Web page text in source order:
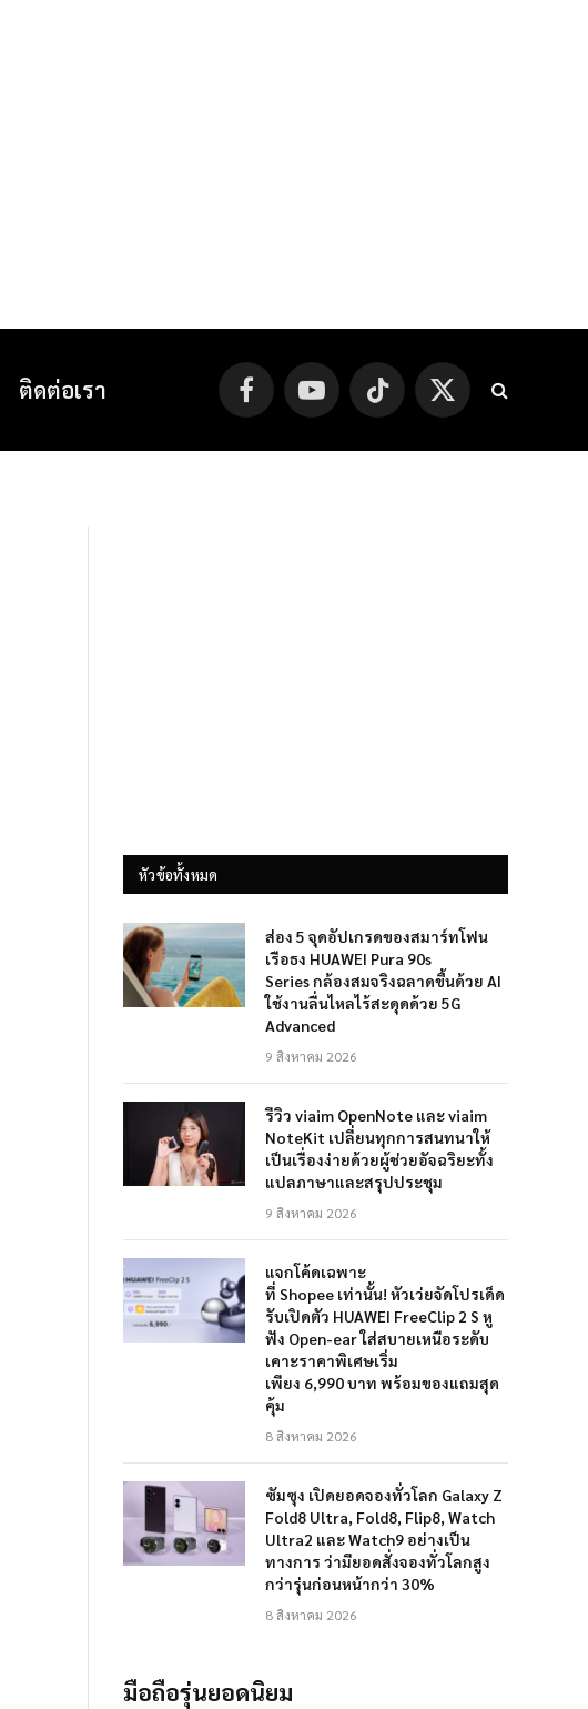
ติดต่อเรา FacebookYouTube TikTok
X
(Twitter)
หัวข้อทั้งหมด
ส่อง 5 จุดอัปเกรดของสมาร์ทโฟน
เรือธง HUAWEI Pura 90s
Series กล้องสมจริงฉลาดขึ้นด้วย AI
ใช้งานลื่นไหลไร้สะดุดด้วย 5G
Advanced
9 สิงหาคม 2026
รีวิว viaim OpenNote และ viaim
NoteKit เปลี่ยนทุกการสนทนาให้
เป็นเรื่องง่ายด้วยผู้ช่วยอัจฉริยะทั้ง
แปลภาษาและสรุปประชุม
9 สิงหาคม 2026
แจกโค้ดเฉพาะ
ที่ Shopee เท่านั้น! หัวเว่ยจัดโปรเด็ด
รับเปิดตัว HUAWEI FreeClip 2 S หู
ฟัง Open-ear ใส่สบายเหนือระดับ
เคาะราคาพิเศษเริ่ม
เพียง 6,990 บาท พร้อมของแถมสุด
คุ้ม
8 สิงหาคม 2026
ซัมซุง เปิดยอดจองทั่วโลก Galaxy Z
Fold8 Ultra, Fold8, Flip8, Watch
Ultra2 และ Watch9 อย่างเป็น
ทางการ ว่ามียอดสั่งจองทั่วโลกสูง
กว่ารุ่นก่อนหน้ากว่า 30%
8 สิงหาคม 2026
มือถือรุ่นยอดนิยม